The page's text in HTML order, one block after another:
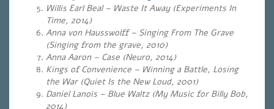
Willis Earl Beal – Waste It Away (Experiments In
Time, 2014)
Anna von Hausswolff – Singing From The Grave
(Singing from the grave, 2010)
Anna Aaron – Case (Neuro, 2014)
Kings of Convenience – Winning a Battle, Losing
the War (Quiet Is the New Loud, 2001)
Daniel Lanois – Blue Waltz (My Music for Billy Bob,
2014)